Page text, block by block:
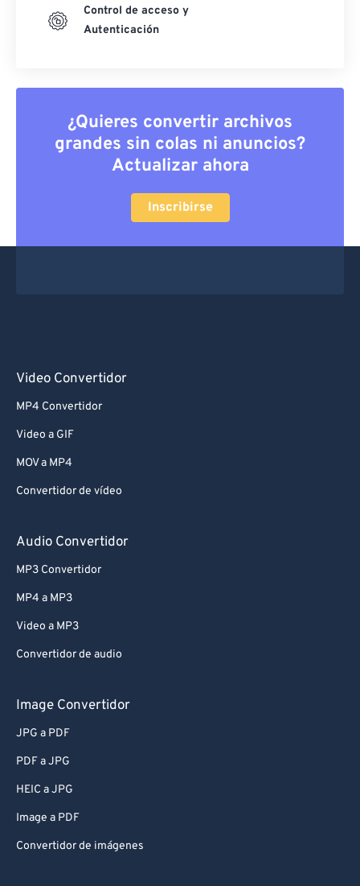
Control de acceso y
Autenticación
¿Quieres convertir archivos
grandes sin colas ni anuncios?
Actualizar ahora
Inscribirse
Video Convertidor
MP4 Convertidor
Video a GIF
MOV a MP4
Convertidor de vídeo
Audio Convertidor
MP3 Convertidor
MP4 a MP3
Video a MP3
Convertidor de audio
Image Convertidor
JPG a PDF
PDF a JPG
HEIC a JPG
Image a PDF
Convertidor de imágenes